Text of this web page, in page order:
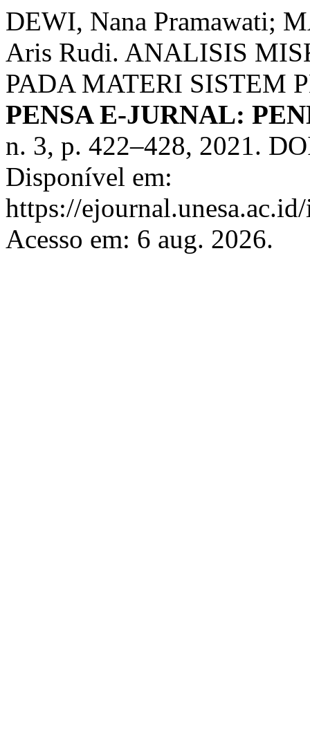
DEWI, Nana Pramawati;
Aris Rudi. ANALISIS
PADA MATERI SISTEM
PENSA E-JURNAL:
n. 3, p. 422–428, 2021.
Disponível em:
https://
Acesso em: 6 aug. 2026.